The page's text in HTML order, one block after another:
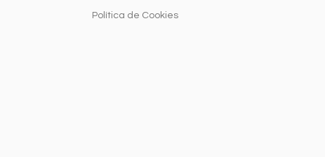
Política de Cookies